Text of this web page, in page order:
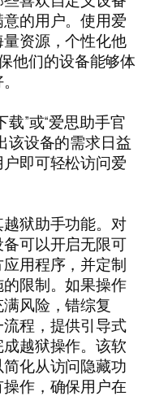
的用户。使用爱
资源，个性化他
他们的设备能够体
”或“爱思助手官
该设备的需求日益
即可轻松访问爱
狱助手功能。对
可以开启无限可
用程序，并定制
限制。如果操作
风险，错综复
程，提供引导式
越狱操作。该软
化从访问隐藏功
作，确保用户在